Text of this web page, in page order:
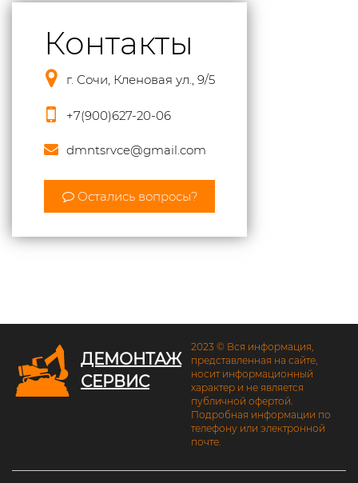
Контакты
г. Сочи, Кленовая ул., 9/5
+7(900)627-20-06
dmntsrvce@gmail.com
Остались вопросы?
ДЕМОНТАЖ
СЕРВИС
2023 © Вся информация,
представленная на сайте,
носит информационный
характер и не является
публичной офертой.
Подробная информации по
телефону или электронной
почте.